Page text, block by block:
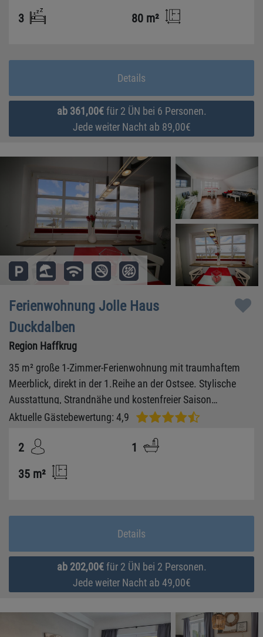
3
80 m²
Details
ab 361,00€für 2 ÜN bei 6 Personen.
Jede weiter Nacht ab 89,00€
Ferienwohnung Jolle Haus
Duckdalben
Region Haffkrug
35 m² große 1-Zimmer-Ferienwohnung mit traumhaftem
Meerblick, direkt in der 1.Reihe an der Ostsee. Stylische
Ausstattung, Strandnähe und kostenfreier Saison
Strandkorb gewährleisten einen entspannten Ostseeurlaub.
Aktuelle Gästebewertung: 4,9
2
1
35 m²
Details
ab 202,00€für 2 ÜN bei 2 Personen.
Jede weiter Nacht ab 49,00€